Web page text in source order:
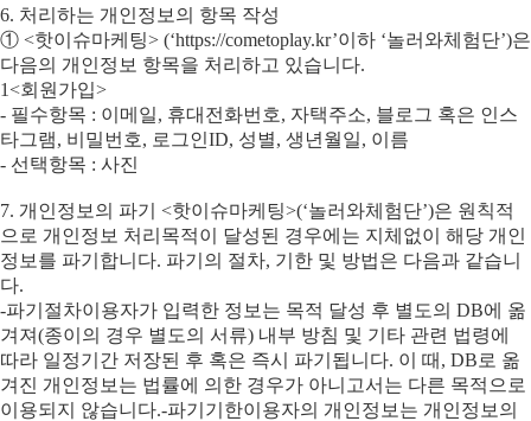
6. 처리하는 개인정보의 항목 작성
① <핫이슈마케팅> (‘https://cometoplay.kr’이하 ‘놀러와체험단’)은
다음의 개인정보 항목을 처리하고 있습니다.
1<회원가입>
- 필수항목 : 이메일, 휴대전화번호, 자택주소, 블로그 혹은 인스
타그램, 비밀번호, 로그인ID, 성별, 생년월일, 이름
- 선택항목 : 사진
7. 개인정보의 파기 <핫이슈마케팅>(‘놀러와체험단’)은 원칙적
으로 개인정보 처리목적이 달성된 경우에는 지체없이 해당 개인
정보를 파기합니다. 파기의 절차, 기한 및 방법은 다음과 같습니
다.
-파기절차이용자가 입력한 정보는 목적 달성 후 별도의 DB에 옮
겨져(종이의 경우 별도의 서류) 내부 방침 및 기타 관련 법령에
따라 일정기간 저장된 후 혹은 즉시 파기됩니다. 이 때, DB로 옮
겨진 개인정보는 법률에 의한 경우가 아니고서는 다른 목적으로
이용되지 않습니다.-파기기한이용자의 개인정보는 개인정보의